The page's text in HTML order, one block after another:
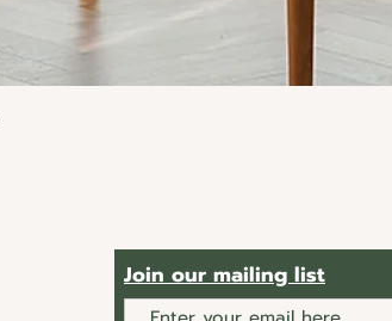
Join our mailing list